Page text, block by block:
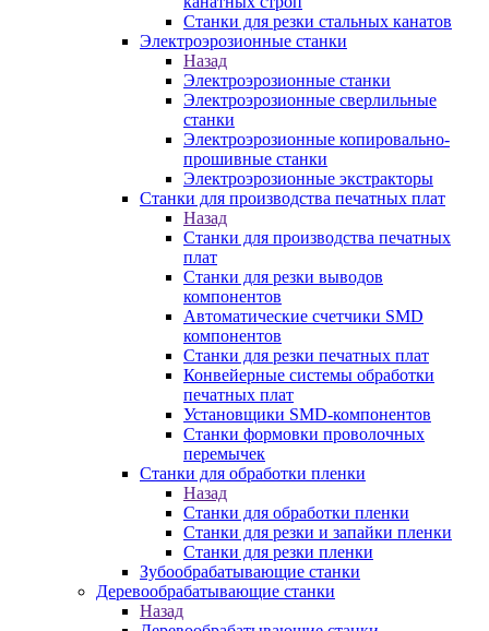
Станки для резки стальных канатов
Электроэрозионные станки
Назад
Электроэрозионные станки
Электроэрозионные сверлильные
станки
Электроэрозионные копировально-
прошивные станки
Электроэрозионные экстракторы
Станки для производства печатных плат
Назад
Станки для производства печатных
плат
Станки для резки выводов
компонентов
Автоматические счетчики SMD
компонентов
Станки для резки печатных плат
Конвейерные системы обработки
печатных плат
Установщики SMD-компонентов
Станки формовки проволочных
перемычек
Станки для обработки пленки
Назад
Станки для обработки пленки
Станки для резки и запайки пленки
Станки для резки пленки
Зубообрабатывающие станки
Деревообрабатывающие станки
Назад